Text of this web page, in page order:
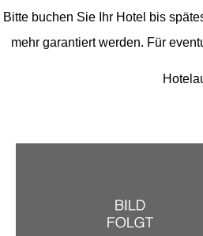
Bitte buchen Sie Ihr Hotel bis
mehr garantiert werden. Für